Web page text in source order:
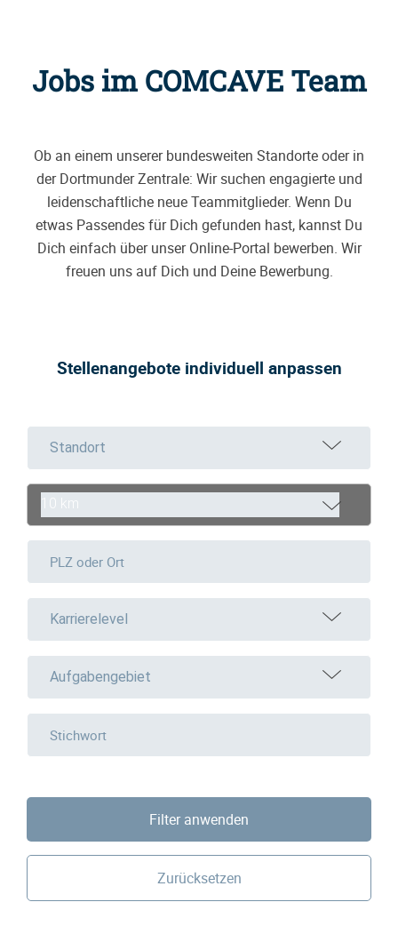
Jobs im COMCAVE Team
Ob an einem unserer bundesweiten Standorte oder in
der Dortmunder Zentrale: Wir suchen engagierte und
leidenschaftliche neue Teammitglieder. Wenn Du
etwas Passendes für Dich gefunden hast, kannst Du
Dich einfach über unser Online-Portal bewerben. Wir
freuen uns auf Dich und Deine Bewerbung.
Stellenangebote individuell anpassen
Standort
10 km
Karrierelevel
Aufgabengebiet
Filter anwenden
Zurücksetzen